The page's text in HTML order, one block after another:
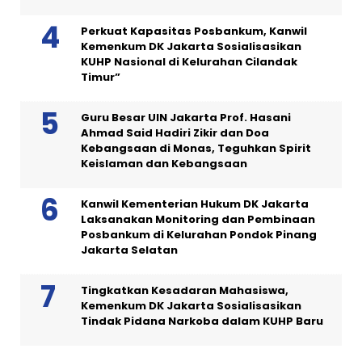
Perkuat Kapasitas Posbankum, Kanwil
Kemenkum DK Jakarta Sosialisasikan
KUHP Nasional di Kelurahan Cilandak
Timur”
Guru Besar UIN Jakarta Prof. Hasani
Ahmad Said Hadiri Zikir dan Doa
Kebangsaan di Monas, Teguhkan Spirit
Keislaman dan Kebangsaan
Kanwil Kementerian Hukum DK Jakarta
Laksanakan Monitoring dan Pembinaan
Posbankum di Kelurahan Pondok Pinang
Jakarta Selatan
Tingkatkan Kesadaran Mahasiswa,
Kemenkum DK Jakarta Sosialisasikan
Tindak Pidana Narkoba dalam KUHP Baru